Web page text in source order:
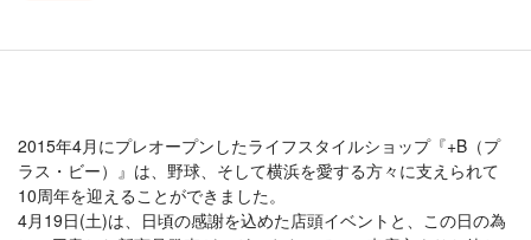
2015年4月にプレオープンしたライフスタイルショップ『+B（プ
ラス・ビー）』は、野球、そして横浜を愛する方々に支えられて
10周年を迎えることができました。
4月19日(土)は、日頃の感謝を込めた店頭イベントと、この日の為